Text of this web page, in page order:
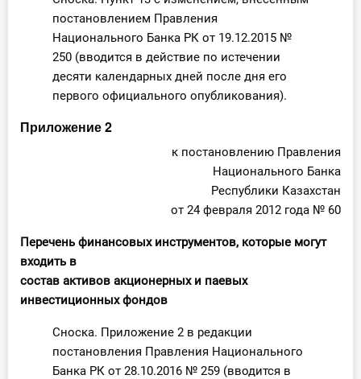
постановлением Правления
Национального Банка РК от 19.12.2015 №
250 (вводится в действие по истечении
десяти календарных дней после дня его
первого официального опубликования).
Приложение 2
к постановлению Правления
Национального Банка
Республики Казахстан
от 24 февраля 2012 года № 60
Перечень финансовых инструментов, которые могут
входить в
состав активов акционерных и паевых
инвестиционных фондов
Сноска. Приложение 2 в редакции
постановления Правления Национального
Банка РК от 28.10.2016 № 259 (вводится в